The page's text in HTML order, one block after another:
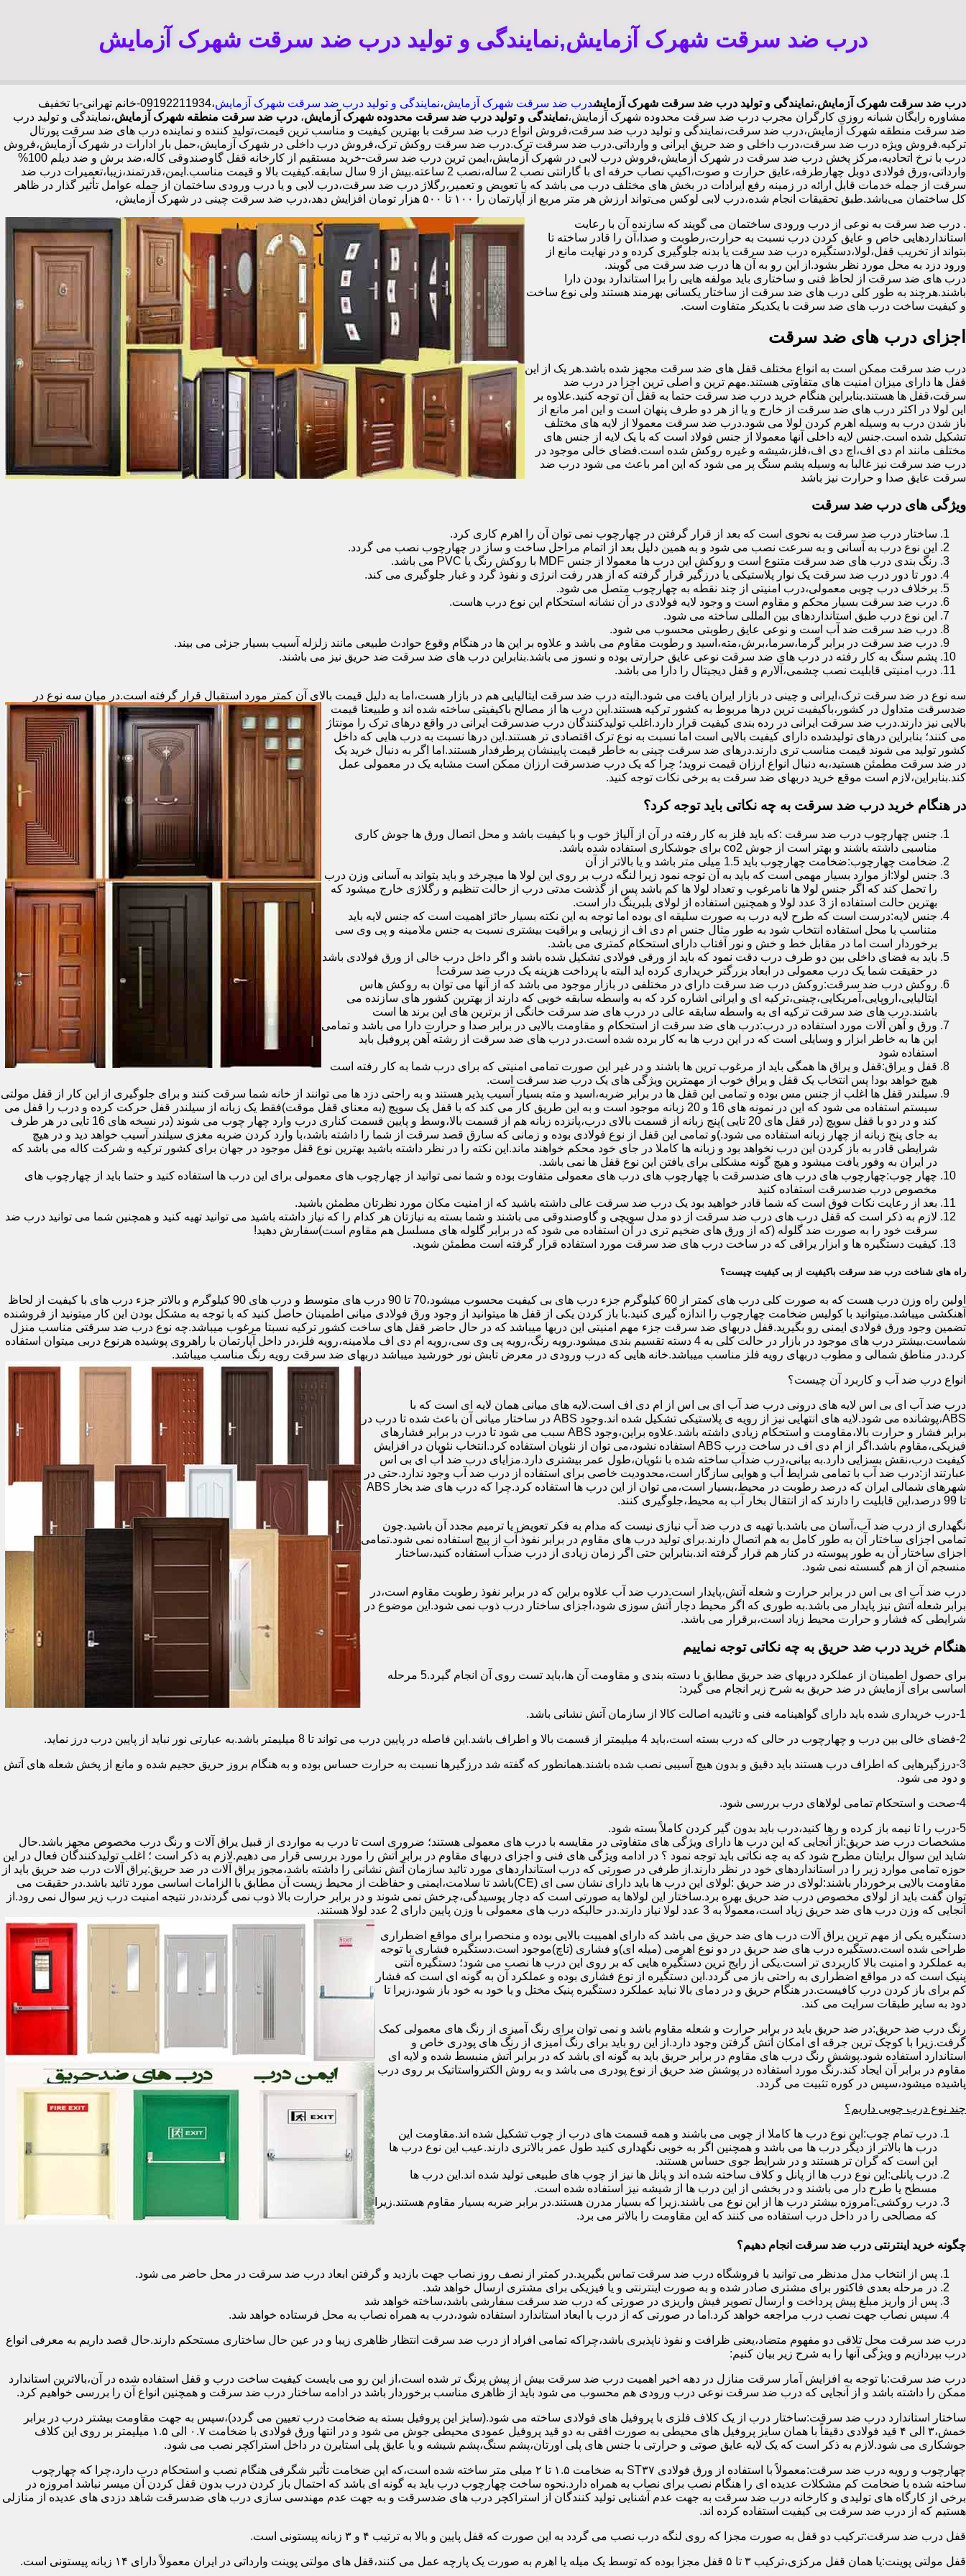
درب ضد سرقت شهرک آزمایش,نمایندگی و تولید درب ضد سرقت شهرک آزمایش
درب ضد سرقت شهرک آزمایش،نمایندگی و تولید درب ضد سرقت شهرک آزمایشدرب ضد سرقت شهرک آزمایش،نمایندگی و تولید درب ضد سرقت شهرک آزمایش
،09192211934-خانم تهرانی-با تخفیف
مشاوره رایگان شبانه روزی کارگران مجرب درب ضد سرقت محدوده شهرک آزمایش،نمایندگی و تولید درب ضد سرقت محدوده شهرک آزمایش، درب ضد سرقت منطقه شهرک آزمایش،نمایندگی و تولید درب
ضد سرقت منطقه شهرک آزمایش،درب ضد سرقت،نمایندگی و تولید درب ضد سرقت،فروش انواع درب ضد سرقت با بهترین کیفیت و مناسب ترین قیمت،تولید کننده و نماینده درب های ضد سرقت پورتال
ترکیه.فروش ویژه درب ضد سرقت،درب داخلی و ضد حریق ایرانی و وارداتی.درب ضد سرقت ترک.درب ضد سرقت روکش ترک،فروش درب داخلی در شهرک آزمایش،حمل بار ادارات در شهرک آزمایش،فروش
درب با نرخ اتحادیه،مرکز پخش درب ضد سرقت در شهرک آزمایش،فروش درب لابی در شهرک آزمایش،ایمن ترین درب ضد سرقت-خرید مستقیم از کارخانه قفل گاوصندوقی کاله،ضد برش و ضد دیلم 100%
وارداتی،ورق فولادی دوبل چهارطرفه،عایق حرارت و صوت،اکیپ نصاب حرفه ای با گارانتی نصب 2 ساله،نصب 2 ساعته.بیش از 9 سال سابقه.کیفیت بالا و قیمت مناسب.ایمن،قدرتمند،زیبا،تعمیرات درب ضد
سرقت از جمله خدمات قابل ارائه در زمینه رفع ایرادات در بخش های مختلف درب می باشد که با تعویض و تعمیر،رگلاژ درب ضد سرقت،درب لابی و یا درب ورودی ساختمان از جمله عوامل تأثیر گذار در ظاهر
کل ساختمان می‌باشد.طبق تحقیقات انجام شده،درب لابی لوکس می‌تواند ارزش هر متر مربع از آپارتمان را ۱۰۰ تا ۵۰۰ هزار تومان افزایش دهد،درب ضد سرقت چینی در شهرک آزمایش،
. درب ضد سرقت به نوعی از درب ورودی ساختمان می گویند که سازنده آن با رعایت
استانداردهایی خاص و عایق کردن درب نسبت به حرارت،رطوبت و صدا،آن را قادر ساخته تا
بتواند از تخریب قفل،لولا،دستگیره درب ضد سرقت یا بدنه جلوگیری کرده و در نهایت مانع از
ورود دزد به محل مورد نظر بشود.از این رو به آن ها درب ضد سرقت می گویند.
درب های ضد سرقت از لحاظ فنی و ساختاری باید مولفه هایی را برا استاندارد بودن دارا
باشند.هرچند به طور کلی درب های ضد سرقت از ساختار یکسانی بهرمند هستند ولی نوع ساخت
و کیفیت ساخت درب های ضد سرقت با یکدیکر متفاوت است.
اجزای درب های ضد سرقت
درب ضد سرقت ممکن است به انواع مختلف قفل های ضد سرقت مجهز شده باشد.هر یک از این
قفل ها دارای میزان امنیت های متفاوتی هستند.مهم ترین و اصلی ترین اجزا در درب ضد
سرقت،قفل ها هستند.بنابراین هنگام خرید درب ضد سرقت حتما به قفل آن توجه کنید.علاوه بر
این لولا در اکثر درب های ضد سرقت از خارج و یا از هر دو طرف پنهان است و این امر مانع از
باز شدن درب به وسیله اهرم کردن لولا می شود.درب ضد سرقت معمولا از لایه های مختلف
تشکیل شده است.جنس لایه داخلی آنها معمولا از جنس فولاد است که با یک لایه از جنس های
مختلف مانند ام دی اف،اچ دی اف،فلز،شیشه و غیره روکش شده است.فضای خالی موجود در
درب ضد سرقت نیز غالبا به وسیله پشم سنگ پر می شود که این امر باعث می شود درب ضد
سرقت عایق صدا و حرارت نیز باشد
ویژگی های درب ضد سرقت
ساختار درب ضد سرقت به نحوی است که بعد از قرار گرفتن در چهارچوب نمی توان آن را اهرم کاری کرد.
این نوع درب به آسانی و به سرعت نصب می شود و به همین دلیل بعد از اتمام مراحل ساخت و ساز در چهارچوب نصب می گردد.
رنگ بندی درب های ضد سرقت متنوع است و روکش این درب ها معمولا از جنس MDF با روکش رنگ یا PVC می باشد.
دور تا دور درب ضد سرقت یک نوار پلاستیکی یا درزگیر قرار گرفته که از هدر رفت انرژی و نفوذ گرد و غبار جلوگیری می کند.
برخلاف درب چوبی معمولی،درب امنیتی از چند نقطه به چهارچوب متصل می شود.
درب ضد سرقت بسیار محکم و مقاوم است و وجود لایه فولادی در آن نشانه استحکام این نوع درب هاست.
این نوع درب طبق استانداردهای بین المللی ساخته می شود.
درب ضد سرقت ضد آب است و نوعی عایق رطوبتی محسوب می شود.
درب ضد سرقت در برابر گرما،سرما،برش،مته،اسید و رطوبت مقاوم می باشد و علاوه بر این ها در هنگام وقوع حوادث طبیعی مانند زلزله آسیب بسیار جزئی می بیند.
پشم سنگ به کار رفته در درب های ضد سرقت نوعی عایق حرارتی بوده و نسوز می باشد.بنابراین درب های ضد سرقت ضد حریق نیز می باشند.
درب امنیتی قابلیت نصب چشمی،آلارم و قفل دیجیتال را دارا می باشد.
سه نوع در ضد سرقت ترک،ایرانی و چینی در بازار ایران یافت می شود.البته درب ضد سرقت ایتالیایی هم در بازار هست،اما به دلیل قیمت بالای آن کمتر مورد استقبال قرار گرفته است.در میان سه نوع در
ضدسرقت متداول در کشور،باکیفیت ترین درها مربوط به کشور ترکیه هستند.این درب ها از مصالح باکیفیتی ساخته شده اند و طبیعتا قیمت
بالایی نیز دارند.درب ضد سرقت ایرانی در رده بندی کیفیت قرار دارد.اغلب تولیدکنندگان درب ضدسرقت ایرانی در واقع درهای ترک را مونتاژ
می کنند؛ بنابراین درهای تولیدشده دارای کیفیت بالایی است اما نسبت به نوع ترک اقتصادی تر هستند.این درها نسبت به درب هایی که داخل
کشور تولید می شوند قیمت مناسب تری دارند.درهای ضد سرقت چینی به خاطر قیمت پایینشان پرطرفدار هستند.اما اگر به دنبال خرید یک
در ضد سرقت مطمئن هستید،به دنبال انواع ارزان قیمت نروید؛ چرا که یک درب ضدسرقت ارزان ممکن است مشابه یک در معمولی عمل
کند.بنابراین،لازم است موقع خرید دربهای ضد سرقت به برخی نکات توجه کنید.
در هنگام خرید درب ضد سرقت به چه نکاتی باید توجه کرد؟
جنس چهارچوب درب ضد سرقت :که باید فلز به کار رفته در آن از آلیاژ خوب و با کیفیت باشد و محل اتصال ورق ها جوش کاری
مناسبی داشته باشند و بهتر است از جوش co2 برای جوشکاری استفاده شده باشد.
ضخامت چهارچوب:ضخامت چهارچوب باید 1.5 میلی متر باشد و یا بالاتر از آن
جنس لولا:از موارد بسیار مهمی است که باید به آن توجه نمود زیرا لنگه درب بر روی این لولا ها میچرخد و باید بتواند به آسانی وزن درب
را تحمل کند که اگر جنس لولا ها نامرغوب و تعداد لولا ها کم باشد پس از گذشت مدتی درب از حالت تنظیم و رگلاژی خارج میشود که
بهترین حالت استفاده از 3 عدد لولا و همچنین استفاده از لولای بلبرینگ دار است.
جنس لایه:درست است که طرح لایه درب به صورت سلیقه ای بوده اما توجه به این نکته بسیار حائز اهمیت است که جنس لایه باید
متناسب با محل استفاده انتخاب شود به طور مثال جنس ام دی اف از زیبایی و براقیت بیشتری نسبت به جنس ملامینه و پی وی سی
برخوردار است اما در مقابل خط و خش و نور آفتاب دارای استحکام کمتری می باشد.
باید به فضای داخلی بین دو طرف درب دقت نمود که باید از ورقی فولادی تشکیل شده باشد و اگر داخل درب خالی از ورق فولادی باشد
در حقیقت شما یک درب معمولی در ابعاد بزرگتر خریداری کرده اید البته با پرداخت هزینه یک درب ضد سرقت!
روکش درب ضد سرقت:روکش درب ضد سرقت دارای در مختلفی در بازار موجود می باشد که از آنها می توان به روکش هاس
ایتالیایی،اروپایی،آمریکایی،چینی،ترکیه ای و ایرانی اشاره کرد که به واسطه سابقه خوبی که دارند از بهترین کشور های سازنده می
باشند.درب های ضد سرقت ترکیه ای به واسطه سابقه عالی در درب های ضد سرقت خانگی از برترین های این برند ها است
ورق و آهن آلات مورد استفاده در درب:درب های ضد سرقت از استحکام و مقاومت بالایی در برابر صدا و حرارت دارا می باشد و تمامی
این ها به خاطر ابزار و وسایلی است که در این درب ها به کار برده شده است.در درب های ضد سرقت از رشته آهن پروفیل باید
استفاده شود
قفل و یراق:قفل و یراق ها همگی باید از مرغوب ترین ها باشند و در غیر این صورت تمامی امنیتی که برای درب شما به کار رفته است
هیچ خواهد بود! پس انتخاب یک قفل و یراق خوب از مهمترین ویژگی های یک درب ضد سرقت است.
سیلندر قفل ها اغلب از جنس مس بوده و تمامی این قفل ها در برابر ضربه،اسید و مته بسیار آسیب پذیر هستند و به راحتی دزد ها می توانند از خانه شما سرقت کنند و برای جلوگیری از این کار از قفل مولتی
سیستم استفاده می شود که این در نمونه های 16 و 20 زبانه موجود است و به این طریق کار می کند که با قفل یک سویچ (به معنای قفل موقت)فقط یک زبانه از سیلندر قفل حرکت کرده و درب را قفل می
کند و در دو با قفل سویچ (در قفل های 20 تایی )پنج زبانه از قسمت بالای درب،پانزده زبانه هم از قسمت بالا،وسط و پایین قسمت کناری درب وارد چهار چوب می شوند (در نسخه های 16 تایی در هر طرف
به جای پنج زبانه از چهار زبانه استفاده می شود.)و تمامی این قفل از نوع فولادی بوده و زمانی که سارق قصد سرقت از شما را داشته باشد،با وارد کردن ضربه مغزی سیلندر آسیب خواهد دید و در هیچ
شرایطی قادر به باز کردن این درب نخواهد بود و زبانه ها کاملا در جای خود محکم خواهند ماند.این نکته را در نظر داشته باشید بهترین نوع قفل موجود در جهان برای کشور ترکیه و شرکت کاله می باشد که
در ایران به وفور یافت میشود و هیچ گونه مشکلی برای یافتن این نوع قفل ها نمی باشد.
چهار چوب:چهارچوب های درب های ضدسرقت با چهارچوب های درب های معمولی متفاوت بوده و شما نمی توانید از چهارچوب های معمولی برای این درب ها استفاده کنید و حتما باید از چهارچوب های
مخصوص درب ضدسرقت استفاده کنید
بعد از رعایت نکات فوق است که شما قادر خواهید بود یک درب ضد سرقت عالی داشته باشید که از امنیت مکان مورد نظرتان مطمئن باشید.
لازم به ذکر است که قفل درب های درب ضد سرقت از دو مدل سویچی و گاوصندوقی می باشند و شما بسته به نیازتان هر کدام را که نیاز داشته باشید می توانید تهیه کنید و همچنین شما می توانید درب ضد
سرقت خود را به صورت ضد گلوله (که از ورق های ضخیم تری در آن استفاده می شود که در برابر گلوله های مسلسل هم مقاوم است)سفارش دهید!
کیفیت دستگیره ها و ابزار یراقی که در ساخت درب های ضد سرقت مورد استفاده قرار گرفته است مطمئن شوید.
راه های شناخت درب ضد سرقت باکیفیت از بی کیفیت چیست؟
اولین راه وزن درب هست که به صورت کلی درب های کمتر از 60 کیلوگرم جزء درب های بی کیفیت محسوب میشود،70 تا 90 درب های متوسط و درب های 90 کیلوگرم و بالاتر جزء درب های با کیفیت از لحاظ
آهنکشی میباشد.میتوانید با کولیس ضخامت چهارچوب را اندازه گیری کنید.با باز کردن یکی از قفل ها میتوانید از وجود ورق فولادی میانی اطمینان حاصل کنید که با توجه به مشکل بودن این کار میتونید از فروشنده
تضمین وجود ورق فولادی ایمنی رو بگیرید.قفل دربهای ضد سرقت جزء مهم امنیتی این دربها میباشد که در حال حاضر قفل های ساخت کشور ترکیه نسبتا مرغوب میباشد.چه نوع درب ضد سرقتی مناسب منزل
شماست.بیشتر درب های موجود در بازار در حالت کلی به 4 دسته تقسیم بندی میشود.رویه رنگ،رویه پی وی سی،رویه ام دی اف ملامینه،رویه فلز،در داخل آپارتمان با راهروی پوشیده هرنوع دربی میتوان استفاده
کرد.در مناطق شمالی و مطوب دربهای رویه فلز مناسب میباشد.خانه هایی که درب ورودی در معرض تابش نور خورشید میباشد دربهای ضد سرقت رویه رنگ مناسب میباشد.
انواع درب ضد آب و کاربرد آن چیست؟
درب ضد آب ای بی اس لایه های درونی درب ضد آب ای بی اس از ام دی اف است.لایه های میانی همان لایه ای است که با
ABS،پوشانده می شود.لایه های انتهایی نیز از رویه ی پلاستیکی تشکیل شده اند.وجود ABS در ساختار میانی آن باعث شده تا درب در
برابر فشار و حرارت بالا،مقاومت و استحکام زیادی داشته باشد.علاوه براین،وجود ABS سبب می شود تا درب در برابر فشارهای
فیزیکی،مقاوم باشد.اگر از ام دی اف در ساخت درب ABS استفاده نشود،می توان از نئوپان استفاده کرد.انتخاب نئوپان در افزایش
کیفیت درب،نقش بسزایی دارد.به بیانی،درب ضدآب ساخته شده با نئوپان،طول عمر بیشتری دارد.مزایای درب ضد آب ای بی اس
عبارتند از:درب ضد آب با تمامی شرایط آب و هوایی سازگار است،محدودیت خاصی برای استفاده از درب ضد آب وجود ندارد.حتی در
شهرهای شمالی ایران که درصد رطوبت در محیط،بسیار است،می توان از این درب ها استفاده کرد.چرا که درب های ضد بخار ABS
تا 99 درصد،این قابلیت را دارند که از انتقال بخار آب به محیط،جلوگیری کنند.
نگهداری از درب ضد آب،آسان می باشد.با تهیه ی درب ضد آب نیازی نیست که مدام به فکر تعویض یا ترمیم مجدد آن باشید.چون
تمامی اجزای ساختار آن به طور کامل به هم اتصال دارند.برای تولید درب های مقاوم در برابر نفوذ آب از پیچ استفاده نمی شود.تمامی
اجزای ساختار آن به طور پیوسته در کنار هم قرار گرفته اند.بنابراین حتی اگر زمان زیادی از درب ضدآب استفاده کنید،ساختار
منسجم آن از هم گسسته نمی شود.
درب ضد آب ای بی اس در برابر حرارت و شعله آتش،پایدار است.درب ضد آب علاوه براین که در برابر نفوذ رطوبت مقاوم است،در
برابر شعله آتش نیز پایدار می باشد.به طوری که اگر محیط دچار آتش سوزی شود،اجزای ساختار درب ذوب نمی شود.این موضوع در
شرایطی که فشار و حرارت محیط زیاد است،برقرار می باشد.
هنگام خرید درب ضد حریق به چه نکاتی توجه نماییم
برای حصول اطمینان از عملکرد دربهای ضد حریق مطابق با دسته بندی و مقاومت آن ها،باید تست روی آن انجام گیرد.5 مرحله
اساسی برای آزمایش در ضد حریق به شرح زیر انجام می گیرد:
1-درب خریداری شده باید دارای گواهینامه فنی و تائیدیه اصالت کالا از سازمان آتش نشانی باشد.
2-فضای خالی بین درب و چهارچوب در حالی که درب بسته است،باید 4 میلیمتر از قسمت بالا و اطراف باشد.این فاصله در پایین درب می تواند تا 8 میلیمتر باشد.به عبارتی نور نباید از پایین درب درز نماید.
3-درزگیرهایی که اطراف درب هستند باید دقیق و بدون هیچ آسیبی نصب شده باشند.همانطور که گفته شد درزگیرها نسبت به حرارت حساس بوده و به هنگام بروز حریق حجیم شده و مانع از پخش شعله های آتش
و دود می شود.
4-صحت و استحکام تمامی لولاهای درب بررسی شود.
5-درب را تا نیمه باز کرده و رها کنید،درب باید بدون گیر کردن کاملاً بسته شود.
مشخصات درب ضد حریق:از آنجایی که این درب ها دارای ویژگی های متفاوتی در مقایسه با درب های معمولی هستند؛ ضروری است تا درب به مواردی از قبیل یراق آلات و رنگ درب مخصوص مجهز باشد.حال
شاید این سوال برایتان مطرح شود که به چه نکاتی باید توجه نمود ؟ در ادامه ویژگی های فنی و اجزای دربهای مقاوم در برابر آتش را مورد بررسی قرار می دهیم.لازم به ذکر است ؛ اغلب تولیدکنندگان فعال در این
حوزه تمامی موارد زیر را در استانداردهای خود در نظر دارند.از طرفی در صورتی که درب استانداردهای مورد تائید سازمان آتش نشانی را داشته باشد،مجوز یراق آلات در ضد حریق:یراق آلات درب ضد حریق باید از
مقاومت بالایی برخوردار باشند:لولای در ضد حریق :لولای این درب ها باید دارای نشان سی ای (CE)باشد تا سلامت،ایمنی و حفاظت از محیط زیست آن مطابق با الزامات اساسی مورد تائید باشد.در حقیقت می
توان گفت باید از لولای مخصوص درب ضد حریق بهره برد.ساختار این لولاها به صورتی است که دچار پوسیدگی،چرخش نمی شوند و در برابر حرارت بالا ذوب نمی گردند،در نتیجه امنیت درب زیر سوال نمی رود.از
آنجایی که وزن درب های ضد حریق زیاد است،معمولاً به 3 عدد لولا نیاز دارند.در حالیکه درب های معمولی با وزن پایین دارای 2 عدد لولا هستند.
دستگیره یکی از مهم ترین یراق آلات درب های ضد حریق می باشد که دارای اهمییت بالایی بوده و منحصرا برای مواقع اضطراری
طراحی شده است.دستگیره درب های ضد حریق در دو نوع اهرمی (میله ای)و فشاری (تاچ)موجود است.دستگیره فشاری با توجه
به عملکرد و امنیت بالا کاربردی تر است.یکی از رایج ترین دستگیره هایی که بر روی این درب ها نصب می شود؛ دستگیره آنتی
پنیک است که در مواقع اضطراری به راحتی باز می گردد.این دستگیره از نوع فشاری بوده و عملکرد آن به گونه ای است که فشار
کم برای باز کردن درب کافیست.در هنگام حریق و در دمای بالا نباید عملکرد دستگیره پنیک مختل و یا خود به خود باز شود،زیرا تا
دود به سایر طبقات سرایت می کند.
رنگ درب ضد حریق:در ضد حریق باید در برابر حرارت و شعله مقاوم باشد و نمی توان برای رنگ آمیزی از رنگ های معمولی کمک
گرفت.زیرا با کوچک ترین جرقه ای امکان آتش گرفتن وجود دارد.از این رو باید برای رنگ آمیزی از رنگ های پودری خاص و
استاندارد استفاده شود.پوشش رنگ درب های مقاوم در برابر حریق باید به گونه ای باشد که در برابر آتش منبسط شده و لایه ای
مقاوم در برابر آن ایجاد کند.رنگ مورد استفاده در پوشش ضد حریق از نوع پودری می باشد و به روش الکترواستاتیک بر روی درب
پاشیده میشود،سپس در کوره تثبیت می گردد.
چند نوع درب چوبی داریم؟
درب تمام چوب:این نوع درب ها کاملا از چوبی می باشند و همه قسمت های درب از چوب تشکیل شده اند.مقاومت این
درب ها بالاتر از دیگر درب ها می باشد و همچنین اگر به خوبی نگهداری کنید طول عمر بالاتری دارند.عیب این نوع درب ها
این است که گران تر هستند و در شرایط جوی حساس هستند.
درب پانلی:این نوع درب ها از پانل و کلاف ساخته شده اند و پانل ها نیز از چوب های طبیعی تولید شده اند.این درب ها
مسطح یا طرح دار می باشند و در بخشی از این درب ها از شیشه نیز استفاده شده است.
درب روکشی:امروزه بیشتر درب ها از این نوع می باشند.زیرا که بسیار مدرن هستند.در برابر ضربه بسیار مقاوم هستند.زیرا
که مصالحی را در داخل درب استفاده می کنند که این مقاومت را بالاتر می برد.
چگونه خرید اینترنتی درب ضد سرقت انجام دهیم؟
پس از انتخاب مدل مدنظر می توانید با فروشگاه درب ضد سرقت تماس بگیرید.در کمتر از نصف روز نصاب جهت بازدید و گرفتن ابعاد درب ضد سرقت در محل حاضر می شود.
در مرحله بعدی فاکتور برای مشتری صادر شده و به صورت اینترنتی و یا فیزیکی برای مشتری ارسال خواهد شد.
پس از واریز مبلغ پیش پرداخت و ارسال تصویر فیش واریزی در صورتی که درب ضد سرقت سفارشی باشد،ساخته خواهد شد
سپس نصاب جهت نصب درب مراجعه خواهد کرد.اما در صورتی که از درب با ابعاد استاندارد استفاده شود،درب به همراه نصاب به محل فرستاده خواهد شد.
درب ضد سرقت محل تلاقی دو مفهوم متضاد،یعنی ظرافت و نفوذ ناپذیری باشد،چراکه تمامی افراد از درب ضد سرقت انتظار ظاهری زیبا و در عین حال ساختاری مستحکم دارند.حال قصد داریم به معرفی انواع
درب بپردازیم و ویژگی آنها را به شرح زیر بیان کنیم:
درب ضد سرقت:با توجه به افزایش آمار سرقت منازل در دهه اخیر اهمیت درب ضد سرقت بیش از پیش پرنگ تر شده است،از این رو می بایست کیفیت ساخت درب و قفل استفاده شده در آن،بالاترین استاندارد
ممکن را داشته باشد و از آنجایی که درب ضد سرقت نوعی درب ورودی هم محسوب می شود باید از ظاهری مناسب برخوردار باشد در ادامه ساختار درب ضد سرقت و همچنین انواع آن را بررسی خواهیم کرد.
ساختار استاندارد درب ضد سرقت:ساختار درب از یک کلاف فلزی با پروفیل های فولادی ساخته می شود.(سایز این پروفیل بسته به ضخامت درب تعیین می گردد)،سپس به جهت مقاومت بیشتر درب در برابر
خمش،۳ الی ۴ قید فولادی دقیقاً با همان سایز پروفیل های محیطی به صورت افقی به دو قید پروفیل عمودی محیطی جوش می شود و در انتها ورق فولادی با ضخامت ۰.۷ الی ۱.۵ میلیمتر بر روی این کلاف
جوشکاری می شود.لازم به ذکر است که یک لایه عایق صوتی و حرارتی با جنس های پلی اورتان،پشم سنگ،پشم شیشه و یا عایق پلی استایرن در داخل استراکچر نصب می شود.
چهارچوب و رویه درب ضد سرقت:معمولاً با استفاده از ورق فولادی ST۳۷ به ضخامت ۱.۵ تا ۲ میلی متر ساخته شده است،که این ضخامت تأثیر شگرفی هنگام نصب و استحکام درب دارد،چرا که چهارچوب
ساخته شده با ضخامت کم مشکلات عدیده ای را هنگام نصب برای نصاب به همراه دارد.نحوه ساخت چهارچوب درب باید به گونه ای باشد که احتمال باز کردن درب بدون قفل کردن آن میسر نباشد امروزه در
برخی از کارگاه های تولیدی و کارخانه درب ضد سرقت به جهت عدم آشنایی تولید کنندگان از استراکچر درب های ضدسرقت و به جهت عدم مهندسی سازی درب های ضدسرقت شاهد دزدی های عدیده از منازلی
هستیم که از درب ضد سرقت بی کیفیت استفاده کرده اند.
قفل درب ضد سرقت:ترکیب دو قفل به صورت مجزا که روی لنگه درب نصب می گردد به این صورت که قفل پایین و بالا به ترتیب ۴ و ۳ زبانه پیستونی است.
قفل مولتی پوینت:یا همان قفل مرکزی،ترکیب ۳ تا ۵ قفل مجزا بوده که توسط یک میله یا اهرم به صورت یک پارچه عمل می کنند،قفل های مولتی پوینت وارداتی در ایران معمولاً دارای ۱۴ زبانه پیستونی است.